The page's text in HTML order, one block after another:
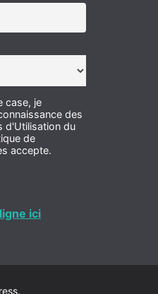
case, je
des
d'Utilisation du
de
accepte.
ici
.